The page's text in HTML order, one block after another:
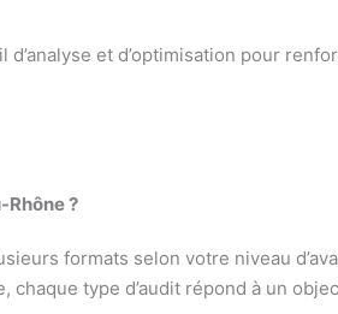
et d’optimisation pour
Rhône ?
formats selon votre niveau
type d’audit répond à un